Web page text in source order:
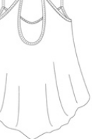
,
, Moldes
,
y
en